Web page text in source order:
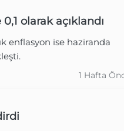
olarak açıklandı
enflasyon ise haziranda
1 Hafta